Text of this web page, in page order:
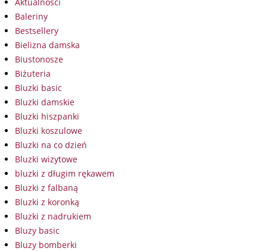
Baleriny
Bestsellery
Bielizna damska
Biustonosze
Biżuteria
Bluzki basic
Bluzki damskie
Bluzki hiszpanki
Bluzki koszulowe
Bluzki na co dzień
Bluzki wizytowe
bluzki z długim rękawem
Bluzki z falbaną
Bluzki z koronką
Bluzki z nadrukiem
Bluzy basic
Bluzy bomberki